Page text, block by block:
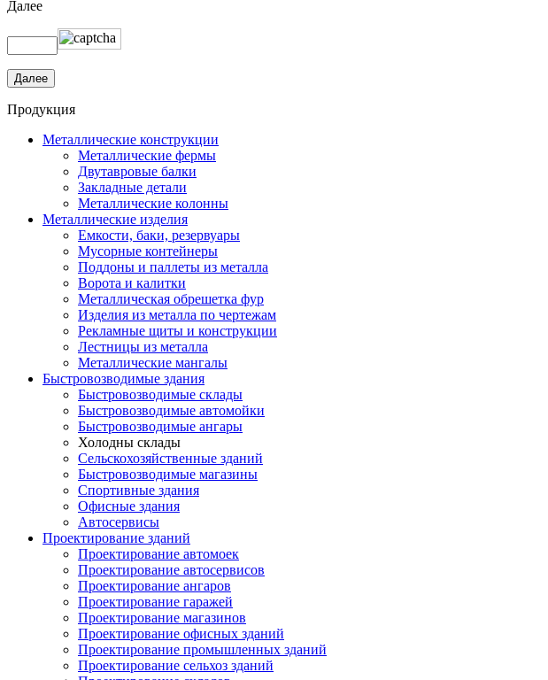
Далее
Продукция
Металлические конструкции
Металлические фермы
Двутавровые балки
Закладные детали
Металлические колонны
Металлические изделия
Емкости, баки, резервуары
Мусорные контейнеры
Поддоны и паллеты из металла
Ворота и калитки
Металлическая обрешетка фур
Изделия из металла по чертежам
Рекламные щиты и конструкции
Лестницы из металла
Металлические мангалы
Быстровозводимые здания
Быстровозводимые склады
Быстровозводимые автомойки
Быстровозводимые ангары
Холодны склады
Сельскохозяйственные зданий
Быстровозводимые магазины
Спортивные здания
Офисные здания
Автосервисы
Проектирование зданий
Проектирование автомоек
Проектирование автосервисов
Проектирование ангаров
Проектирование гаражей
Проектирование магазинов
Проектирование офисных зданий
Проектирование промышленных зданий
Проектирование сельхоз зданий